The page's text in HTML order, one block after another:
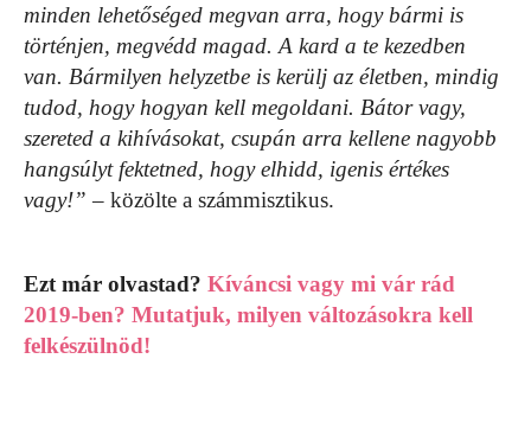
minden lehetőséged megvan arra, hogy bármi is
történjen, megvédd magad. A kard a te kezedben
van. Bármilyen helyzetbe is kerülj az életben, mindig
tudod, hogy hogyan kell megoldani. Bátor vagy,
szereted a kihívásokat, csupán arra kellene nagyobb
hangsúlyt fektetned, hogy elhidd, igenis értékes
vagy!” – közölte a számmisztikus.
Ezt már olvastad? Kíváncsi vagy mi vár rád
2019-ben? Mutatjuk, milyen változásokra kell
felkészülnöd!